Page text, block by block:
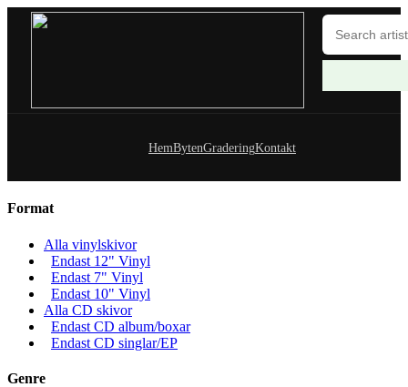
HemBytenGraderingKontakt
Format
Alla vinylskivor
Endast 12" Vinyl
Endast 7" Vinyl
Endast 10" Vinyl
Alla CD skivor
Endast CD album/boxar
Endast CD singlar/EP
Genre